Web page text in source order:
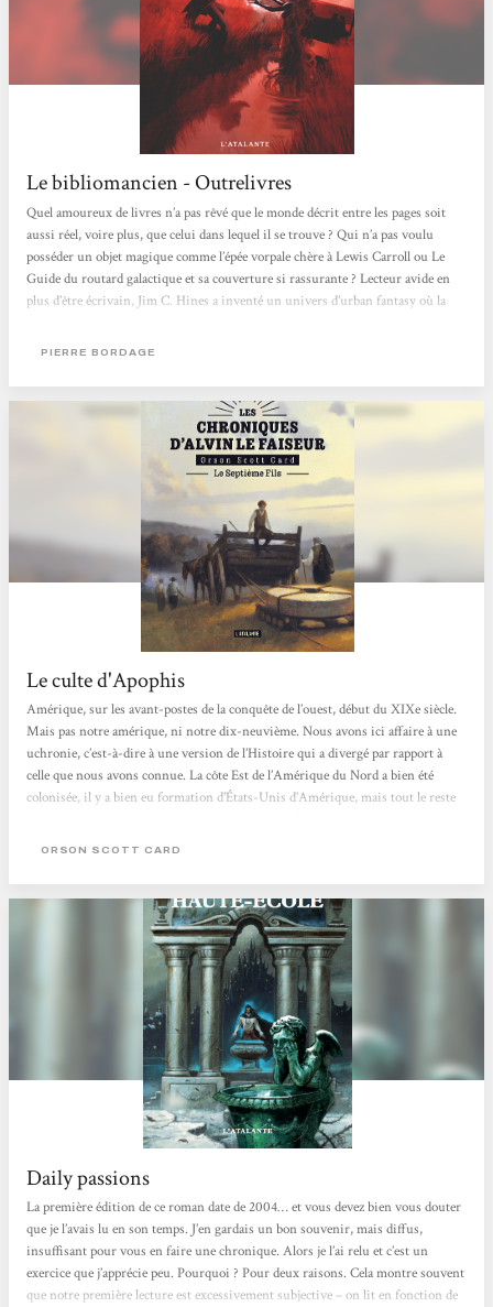
Le bibliomancien - Outrelivres
Quel amoureux de livres n’a pas rêvé que le monde décrit entre les pages soit
aussi réel, voire plus, que celui dans lequel il se trouve ? Qui n’a pas voulu
posséder un objet magique comme l’épée vorpale chère à Lewis Carroll ou Le
Guide du routard galactique et sa couverture si rassurante ? Lecteur avide en
plus d’être écrivain, Jim C. Hines a inventé un univers d’urban fantasy où la
de la série Magie Ex Libris, il nous présente Isaac Vainio, bibliothécaire dans...
PIERRE BORDAGE
Le culte d'Apophis
Amérique, sur les avant-postes de la conquête de l’ouest, début du XIXe siècle.
Mais pas notre amérique, ni notre dix-neuvième. Nous avons ici affaire à une
uchronie, c’est-à-dire à une version de l’Histoire qui a divergé par rapport à
celle que nous avons connue. La côte Est de l’Amérique du Nord a bien été
colonisée, il y a bien eu formation d’États-Unis d’Amérique, mais tout le reste
outre avec les français et les espagnols, avec la...
ORSON SCOTT CARD
Daily passions
La première édition de ce roman date de 2004… et vous devez bien vous douter
que je l’avais lu en son temps. J’en gardais un bon souvenir, mais diffus,
insuffisant pour vous en faire une chronique. Alors je l’ai relu et c’est un
exercice que j’apprécie peu. Pourquoi ? Pour deux raisons. Cela montre souvent
que notre première lecture est excessivement subjective – on lit en fonction de